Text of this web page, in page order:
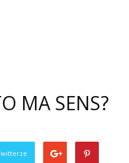
MA SENS?